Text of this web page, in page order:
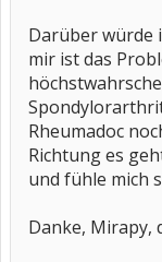
Darüber würde
mir ist das
Rheumadoc
Richtung es
und fühle mich
Danke, Mirapy,